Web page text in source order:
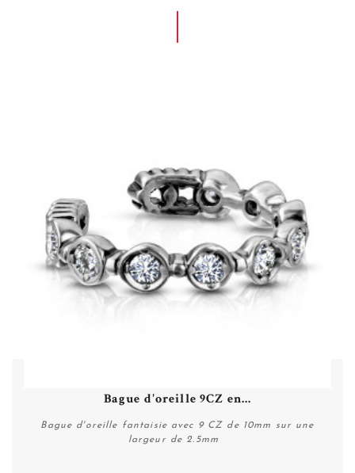
Bague d'oreille 9CZ en...
Bague d'oreille fantaisie avec 9 CZ de 10mm sur une
largeur de 2.5mm